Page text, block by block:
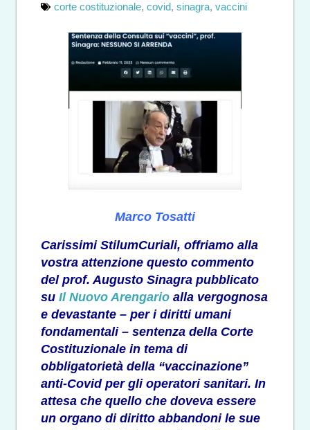
corte costituzionale, covid, sinagra, vaccini
Marco Tosatti
Carissimi StilumCuriali, offriamo alla
vostra attenzione questo commento
del prof. Augusto Sinagra pubblicato
su Il Nuovo Arengario alla vergognosa
e devastante – per i diritti umani
fondamentali – sentenza della Corte
Costituzionale in tema di
obbligatorietà della “vaccinazione”
anti-Covid per gli operatori sanitari. In
attesa che quello che doveva essere
un organo di diritto abbandoni le sue